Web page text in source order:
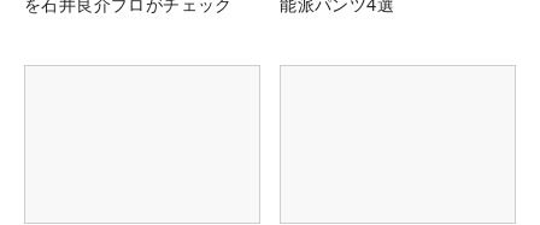
を石井良介プロがチェック
能派パンツ4選